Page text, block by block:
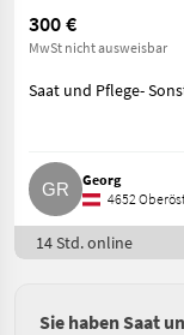
300 €
MwSt nicht ausweisbar
Saat und Pflege-
Georg
4652
14 Std. online
Sie haben Saat